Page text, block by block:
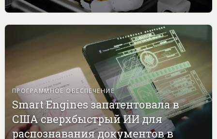
ПРОГРАММНОЕ ОБЕСПЕЧЕНИЕ
Smart Engines запатентовала в
США сверхбыстрый ИИ для
распознавания документов в